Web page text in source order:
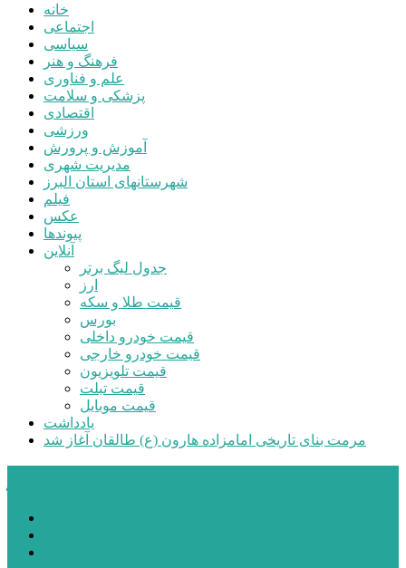
خانه
اجتماعی
سیاسی
فرهنگ و هنر
علم و فناوری
پزشکی و سلامت
اقتصادی
ورزشی
آموزش و پرورش
مدیریت شهری
شهرستانهای استان البرز
فیلم
عکس
پیوندها
آنلاین
جدول لیگ برتر
ارز
قیمت طلا و سکه
بورس
قیمت خودرو داخلی
قیمت خودرو خارجی
قیمت تلویزیون
قیمت تبلت
قیمت موبایل
یادداشت
مرمت بنای تاریخی امامزاده هارون (ع) طالقان آغاز شد